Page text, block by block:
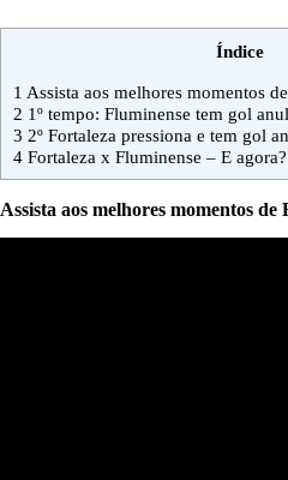
Índice
1 Assista aos melhores momentos
2 1º tempo: Fluminense tem gol
3 2º Fortaleza pressiona e tem gol
4 Fortaleza x Fluminense – E agora?
Assista aos melhores momentos